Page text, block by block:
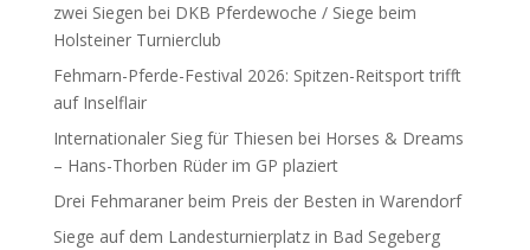
zwei Siegen bei DKB Pferdewoche / Siege beim
Holsteiner Turnierclub
Fehmarn-Pferde-Festival 2026: Spitzen-Reitsport trifft
auf Inselflair
Internationaler Sieg für Thiesen bei Horses & Dreams
– Hans-Thorben Rüder im GP plaziert
Drei Fehmaraner beim Preis der Besten in Warendorf
Siege auf dem Landesturnierplatz in Bad Segeberg